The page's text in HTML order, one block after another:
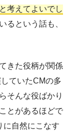
考えてよいでし
るという話も、
きた役柄が関係
ていたCMの多
そんな役ばかり
とがあるほどで
に自然にこなす